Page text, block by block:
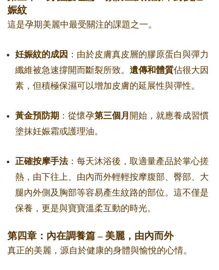
娠紋
這是孕期美麗中最受關注的課題之一。
妊娠紋的成因 ：由於皮膚真皮層的膠原蛋白與彈力
纖維被急速撐開而斷裂所致。 遺傳和體質佔很大因
素，但積極保濕可以增加皮膚的延展性與彈性。
黃金預防期 ：從懷孕第三個月 開始，就應養成習慣
塗抹妊娠霜或護理油。
正確按摩手法：每天沐浴後，取適量產品於掌心搓
熱，由下往上、由內而外輕輕按摩腹部、臀部、大
腿內外側及胸部等容易產生紋路的部位。這不僅是
保養，更是與寶寶溫柔互動的時光。
第四章：內在調養篇 – 美麗，由內而外
真正的美麗，源自於健康的身體與愉悅的心情。